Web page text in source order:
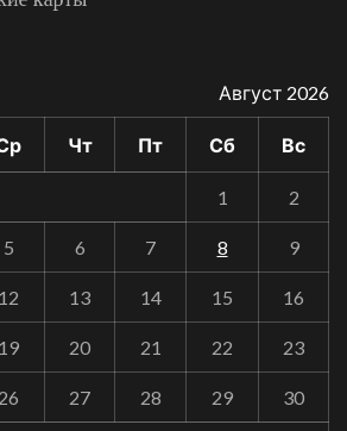
Август 2026
Чт Пт Сб Вс
1 2
5 6 7 8 9
12 13 14 15 16
19 20 21 22 23
26 27 28 29 30